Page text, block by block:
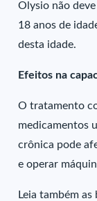
Olysio não
18 anos de
desta idade.
Efeitos na
O tratamento
medicamentos
crônica pode
e operar
Leia também